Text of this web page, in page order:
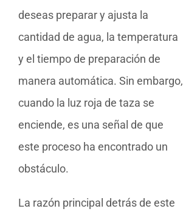
deseas preparar y ajusta la
cantidad de agua, la temperatura
y el tiempo de preparación de
manera automática. Sin embargo,
cuando la luz roja de taza se
enciende, es una señal de que
este proceso ha encontrado un
obstáculo.
La razón principal detrás de este